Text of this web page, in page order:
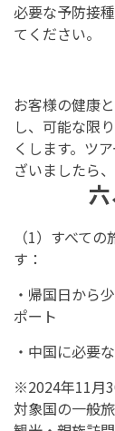
必要な予防接
てください。
お客様の健康
し、可能な限
くします。ツ
ざいましたら
（1）すべて
す：
・帰国日から
ポート
・中国に必要
※2024年11月
対象国の一般